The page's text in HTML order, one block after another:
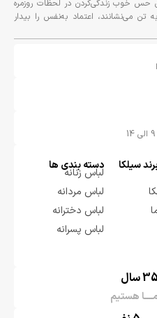
حس خوب زندگی‌کردن در لحظات روزمره
تن می‌نشانند، اعتماد به‌نفس را بیدار
سيلكا دسته بندی ها
لباس زنانه
لباس مردانه
لباس دخترانه
لباس پسرانه
هستیم